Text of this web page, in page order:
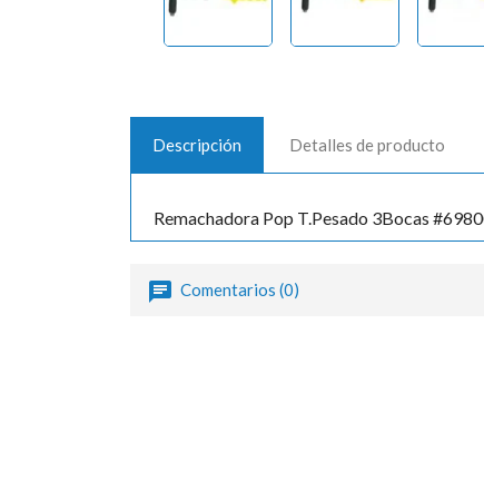
Descripción Detalles de producto
Remachadora Pop T.Pesado 3Bocas
Comentarios (0)